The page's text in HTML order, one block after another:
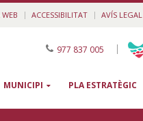
ACCESSIBILITAT AVÍS LEGAL
977 837 005 |
MUNICIPI PLA ESTRATÈGIC